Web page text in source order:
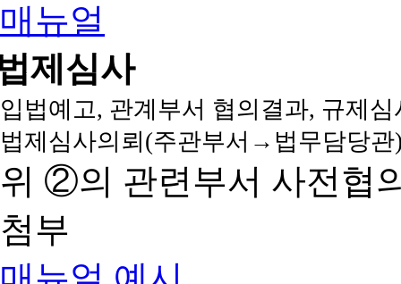
매뉴얼
제심사
입법예고, 관계부서 협의결과, 규제
법제심사의뢰(주관부서→법무담당
위 ②의 관련부서 사전협
첨부